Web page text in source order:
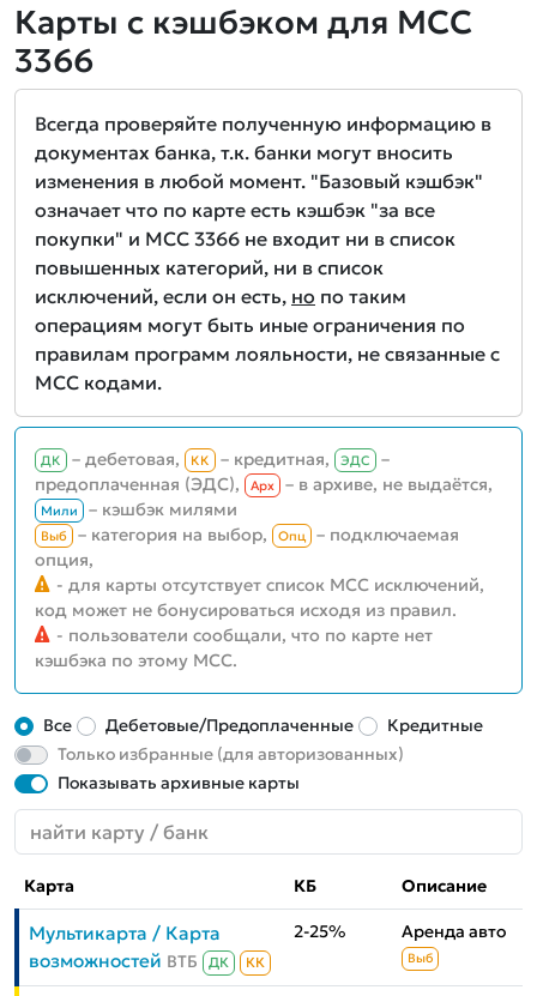
Карты с кэшбэком для MCC
3366
Всегда проверяйте полученную информацию в
документах банка, т.к. банки могут вносить
изменения в любой момент. "Базовый кэшбэк"
означает что по карте есть кэшбэк "за все
покупки" и MCC 3366 не входит ни в список
повышенных категорий, ни в список
исключений, если он есть, но по таким
операциям могут быть иные ограничения по
правилам программ лояльности, не связанные с
MCC кодами.
ДК – дебетовая, КК – кредитная, ЭДС
–
предоплаченная (ЭДС),
Aрх – в архиве, не выдаётся,
Мили – кэшбэк милями
Выб – категория на выбор, Опц
– подключаемая
опция,
- для карты отсутствует список MCC исключений,
код может не бонусироваться исходя из правил.
- пользователи сообщали, что по карте нет
кэшбэка по этому MCC.
Все Дебетовые/Предоплаченные
Кредитные
Только избранные (для авторизованных)
Показывать архивные карты
Карта КБ Описание
Мультикарта / Карта
возможностей ВТБ ДК КК
2-25% Аренда авто
Выб